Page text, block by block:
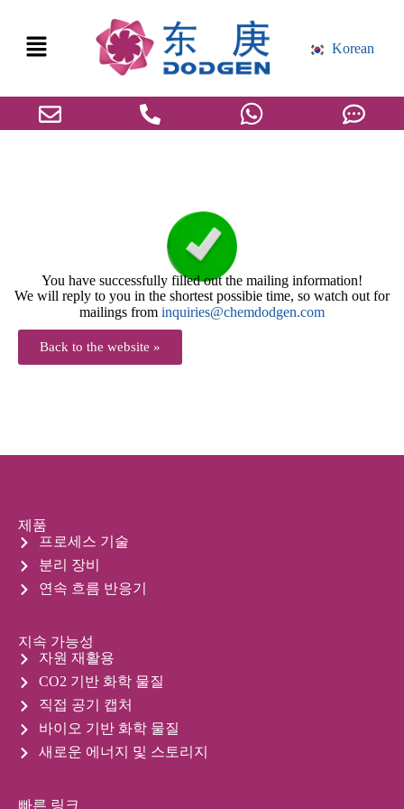
Korean
You have successfully filled out the mailing information!
We will reply to you in the shortest possibie time, so watch out for
mailings from inquiries@chemdodgen.com
Back to the website »
제품
프로세스 기술
분리 장비
연속 흐름 반응기
지속 가능성
자원 재활용
CO2 기반 화학 물질
직접 공기 캡처
바이오 기반 화학 물질
새로운 에너지 및 스토리지
빠른 링크